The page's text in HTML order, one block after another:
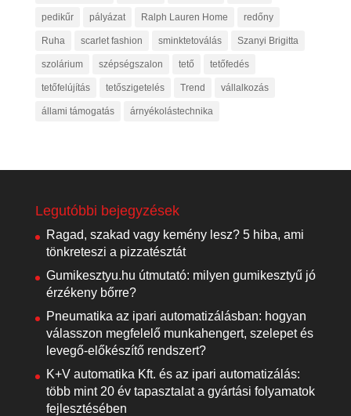
pedikűr pályázat Ralph Lauren Home redőny
Ruha scarlet fashion sminktetoválás Szanyi Brigitta
szolárium szépségszalon tető tetőfedés
tetőfelújítás tetőszigetelés Trend vállalkozás
állami támogatás árnyékolástechnika
Legutóbbi bejegyzések
Ragad, szakad vagy kemény lesz? 5 hiba, ami
tönkreteszi a pizzatésztát
Gumikesztyu.hu útmutató: milyen gumikesztyű jó
érzékeny bőrre?
Pneumatika az ipari automatizálásban: hogyan
válasszon megfelelő munkahengert, szelepet és
levegő-előkészítő rendszert?
K+V automatika Kft. és az ipari automatizálás:
több mint 20 év tapasztalat a gyártási folyamatok
fejlesztésében